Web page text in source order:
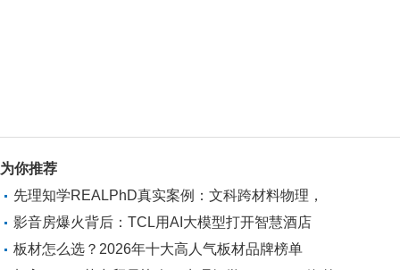
为你推荐
先理知学REALPhD真实案例：文科跨材料物理，
影音房爆火背后：TCL用AI大模型打开智慧酒店
板材怎么选？2026年十大高人气板材品牌榜单